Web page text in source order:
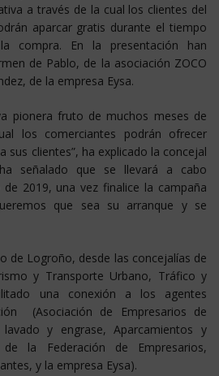
a través de la cual los clientes del
aparcar gratis durante el tiempo
compra. En la presentación han
de Pablo, de la asociación ZOCO
de la empresa Eysa.
pionera fruto de muchos meses de
los comerciantes podrán ofrecer
sus clientes”, ha explicado la concejal
señalado que se llevará a cabo
2019, una vez finalice la campaña
que sea su arranque y se
de Logroño, desde las concejalías de
y Transporte Urbano, Tráfico y
una conexión a los agentes
(Asociación de Empresarios de
y engrase, Aparcamientos y
la Federación de Empresarios,
y la empresa Eysa).